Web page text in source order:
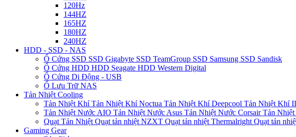
120Hz
144HZ
165HZ
180HZ
240HZ
HDD - SSD - NAS
Ổ Cứng SSD SSD Gigabyte SSD TeamGroup SSD Samsung SSD Sandisk
Ổ Cứng HDD HDD Seagate HDD Western Digital
Ổ Cứng Di Động - USB
Ổ Lưu Trữ NAS
Tản Nhiệt Cooling
Tản Nhiệt KhíTản Nhiệt Khí Noctua Tản Nhiệt Khí Deepcool Tản Nhiệt Khí
Tản Nhiệt Nước AIO Tản Nhiệt Nước Asus Tản Nhiệt Nước CorsairTản
Quạt Tản Nhiệt Quạt tản nhiệt NZXT Quạt tản nhiệt Thermalright Quạt tản
Gaming Gear